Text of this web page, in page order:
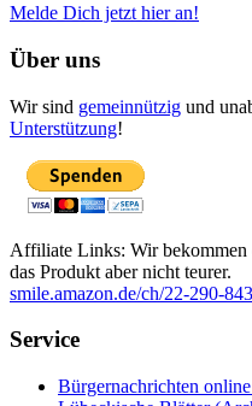
Melde Dich jetzt hier an!
Über uns
Wir sind gemeinnützig und
Unterstützung!
Affiliate Links: Wir
das Produkt aber nicht teurer.
smile.amazon.de/ch/22-290-
Service
Bürgernachrichten